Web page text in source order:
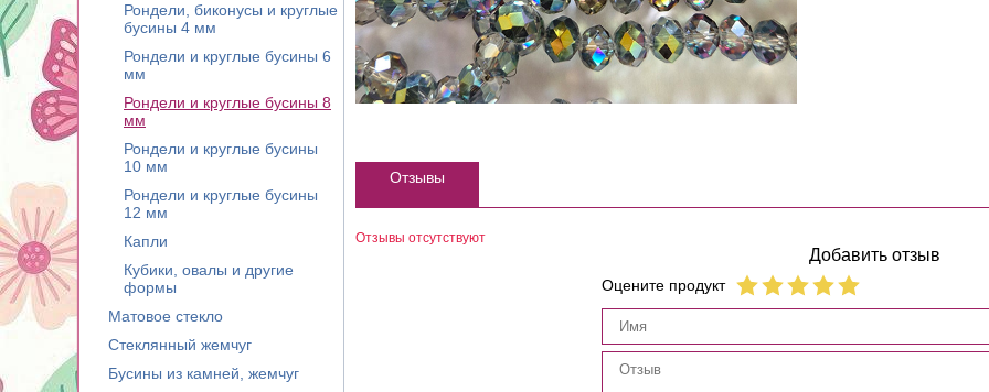
Рондели, биконусы и круглые
бусины 4 мм
Рондели и круглые бусины 6
мм
Рондели и круглые бусины 8
мм
Рондели и круглые бусины
10 мм
Рондели и круглые бусины
12 мм
Капли
Кубики, овалы и другие
формы
Матовое стекло
Стеклянный жемчуг
Бусины из камней, жемчуг
Отзывы
Отзывы отсутствуют
Добавить отзыв
Оцените продукт